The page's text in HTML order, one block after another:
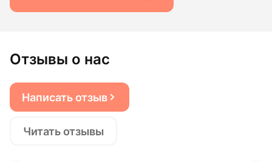
Отзывы о нас
Написать отзыв
Читать отзывы